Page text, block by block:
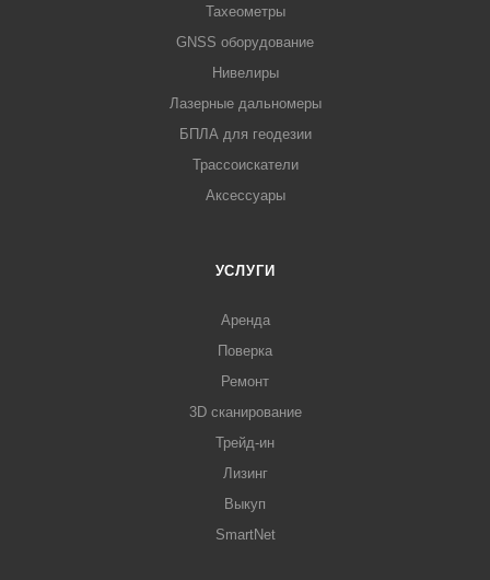
Тахеометры
GNSS оборудование
Нивелиры
Лазерные дальномеры
БПЛА для геодезии
Трассоискатели
Аксессуары
УСЛУГИ
Аренда
Поверка
Ремонт
3D сканирование
Трейд-ин
Лизинг
Выкуп
SmartNet